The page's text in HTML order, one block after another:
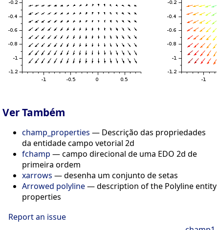
Ver Também
champ_properties — Descrição das propriedades
da entidade campo vetorial 2d
fchamp — campo direcional de uma EDO 2d de
primeira ordem
xarrows — desenha um conjunto de setas
Arrowed polyline— description of the Polyline entity
properties
Report an issue